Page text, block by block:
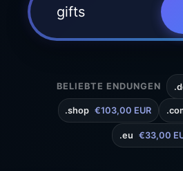
BELIEBTE ENDUNGEN
.shop €103,00 EUR
.eu €33,00